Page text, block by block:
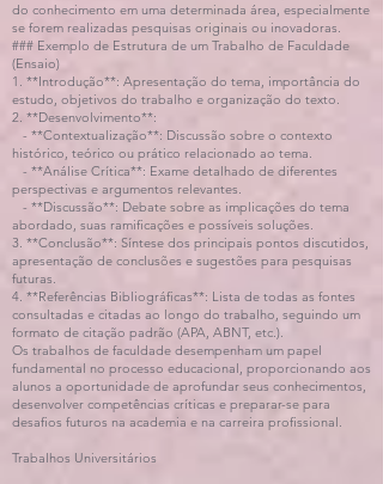
do conhecimento em uma determinada área, especialmente
se forem realizadas pesquisas originais ou inovadoras.
### Exemplo de Estrutura de um Trabalho de Faculdade
(Ensaio)
1. **Introdução**: Apresentação do tema, importância do
estudo, objetivos do trabalho e organização do texto.
2. **Desenvolvimento**:
- **Contextualização**: Discussão sobre o contexto
histórico, teórico ou prático relacionado ao tema.
- **Análise Crítica**: Exame detalhado de diferentes
perspectivas e argumentos relevantes.
- **Discussão**: Debate sobre as implicações do tema
abordado, suas ramificações e possíveis soluções.
3. **Conclusão**: Síntese dos principais pontos discutidos,
apresentação de conclusões e sugestões para pesquisas
futuras.
4. **Referências Bibliográficas**: Lista de todas as fontes
consultadas e citadas ao longo do trabalho, seguindo um
formato de citação padrão (APA, ABNT, etc.).
Os trabalhos de faculdade desempenham um papel
fundamental no processo educacional, proporcionando aos
alunos a oportunidade de aprofundar seus conhecimentos,
desenvolver competências críticas e preparar-se para
desafios futuros na academia e na carreira profissional.
Trabalhos Universitários